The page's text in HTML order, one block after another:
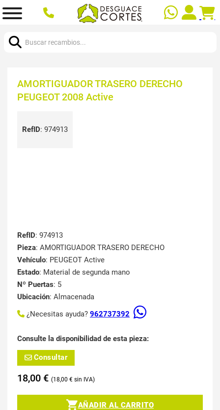
AMORTIGUADOR TRASERO DERECHO
PEUGEOT 2008 Active
RefID: 974913
RefID: 974913
Pieza: AMORTIGUADOR TRASERO DERECHO
Vehículo: PEUGEOT Active
Estado: Material de segunda mano
Nº Puertas: 5
Ubicación: Almacenada
¿Necesitas ayuda? 962737392
Consulte la disponibilidad de esta pieza:
Consultar
18,00 € 18,00 €
AÑADIR AL CARRITO